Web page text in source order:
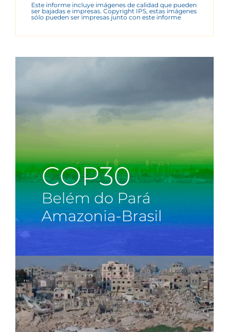
Este informe incluye imágenes de calidad que pueden
ser bajadas e impresas. Copyright IPS, estas imágenes
sólo pueden ser impresas junto con este informe